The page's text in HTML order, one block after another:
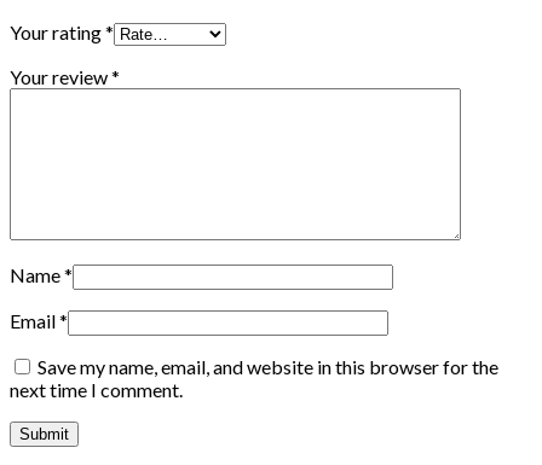
Your rating*
Your review*
Name*
Email*
Save my name, email, and website in this browser for the
next time I comment.